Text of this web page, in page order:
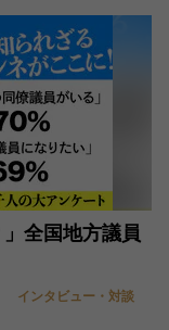
全国地方議員
インタビュー・対談